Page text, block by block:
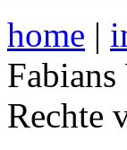
home |
Rechte